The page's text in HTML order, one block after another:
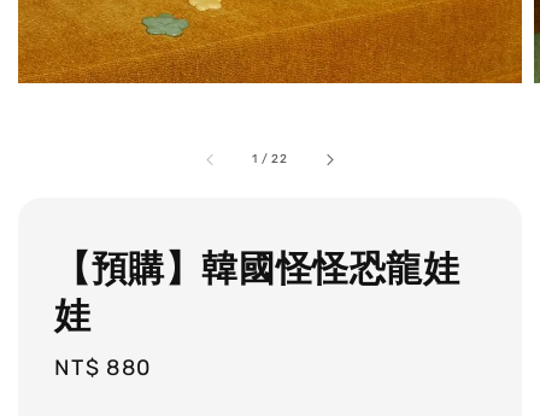
1 /22
【預購】韓國怪怪恐龍娃
娃
Regular
NT$ 880